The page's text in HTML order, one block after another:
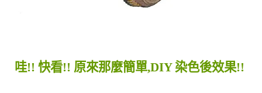
哇!! 快看!! 原來那麼簡單,DIY 染色後效果!!